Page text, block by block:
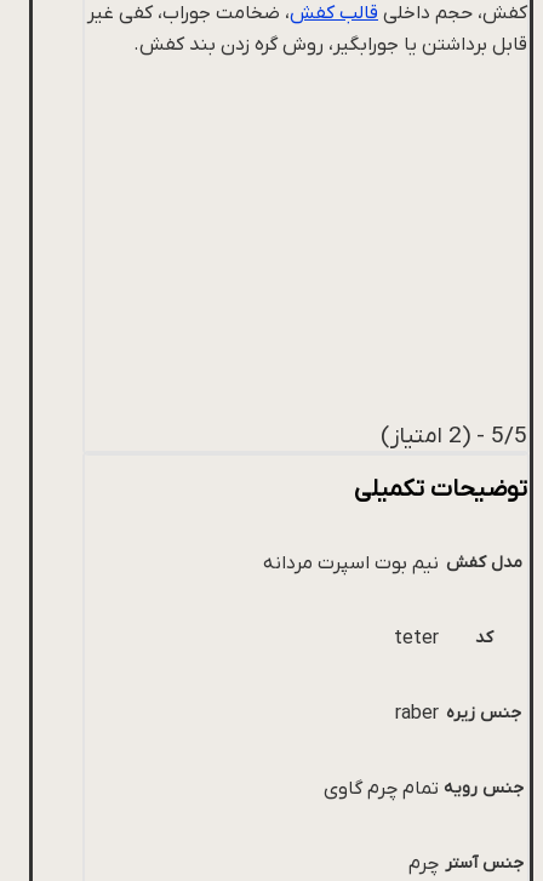
کفش، حجم داخلی قالب کفش، ضخامت جوراب، کفی غیر
قابل برداشتن یا جورابگیر، روش گره زدن بند کفش.
5/5 - (2 امتیاز)
توضیحات تکمیلی
مدل کفش نیم بوت اسپرت مردانه
کد teter
جنس زیره raber
جنس رویه تمام چرم گاوی
جنس آستر چرم